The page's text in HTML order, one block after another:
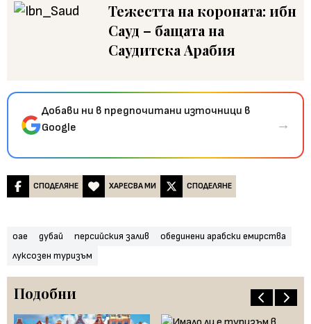
Тежестта на короната: ибн
Сауд – бащата на
Саудитска Арабия
Добави ни в предпочитани източници в
Google
→
СПОДЕЛЯНЕ ХАРЕСВА МИ СПОДЕЛЯНЕ
оае дубай персийския залив
обединени арабски емирства
луксозен туризъм
Подобни